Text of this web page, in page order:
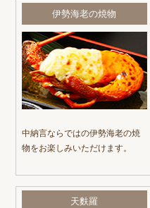
伊勢海老の焼物
中納言ならではの伊勢海老の焼
物をお楽しみいただけます。
天麩羅